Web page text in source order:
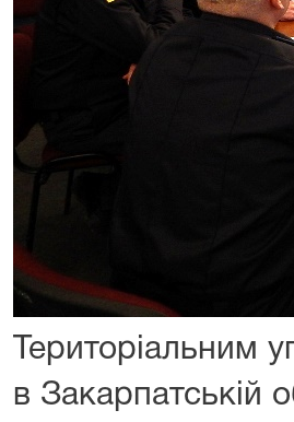
Територіальним
в Закарпатській